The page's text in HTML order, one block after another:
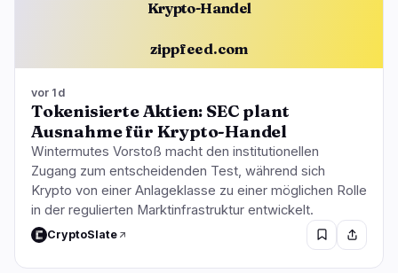
Krypto-Handel
zippfeed.com
vor 1d
Tokenisierte Aktien: SEC plant
Ausnahme für Krypto-Handel
Wintermutes Vorstoß macht den institutionellen
Zugang zum entscheidenden Test, während sich
Krypto von einer Anlageklasse zu einer möglichen Rolle
in der regulierten Marktinfrastruktur entwickelt.
CryptoSlate